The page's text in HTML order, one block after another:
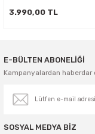
3.990,00 TL
E-BÜLTEN ABONELİĞİ
Kampanyalardan haberdar
SOSYAL MEDYA BİZ